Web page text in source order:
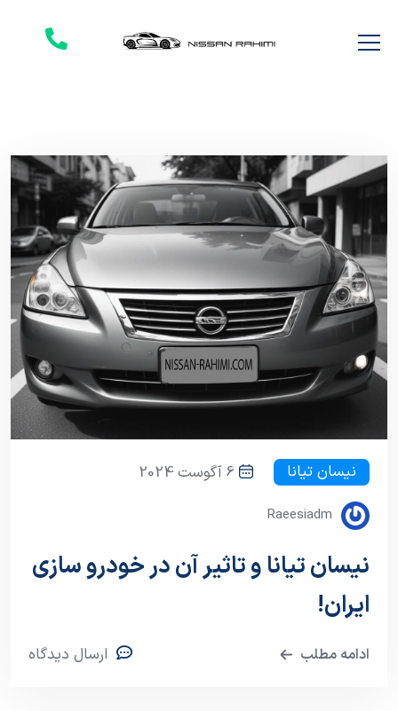
نیسان تیانا 6 آگوست 2024
Raeesiadm
نیسان تیانا و تاثیر آن در خودرو سازی
ایران!
ادامه مطلب ارسال دیدگاه